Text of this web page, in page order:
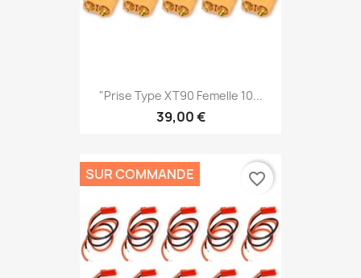
"Prise Type XT90 Femelle 10...
39,00 €
SUR COMMANDE favorite_border